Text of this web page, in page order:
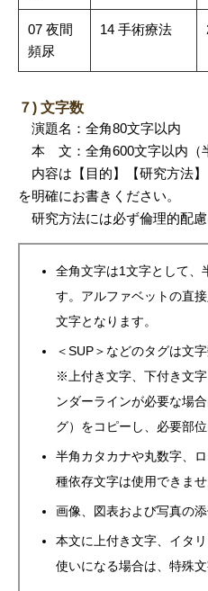
07 夜間
頻尿
14 手術療法
７) 文字数
演題名：全角80文字以内
本 文：全角600文字以内（
内容は【目的】【研究方法
を明確にお書きください。
研究方法には必ず倫理的配慮
全角文字は1文字として、
す。アルファベットの直
文字となります。
＜SUP＞などのタグは文
※上付き文字、下付き文
ンダーラインが必要な場
グ）をコピーし、必要部
半角カタカナや丸数字、
種依存文字は使用できませ
画像、図表および写真の添
本文に上付き文字、イタ
使いになる場合は、特殊